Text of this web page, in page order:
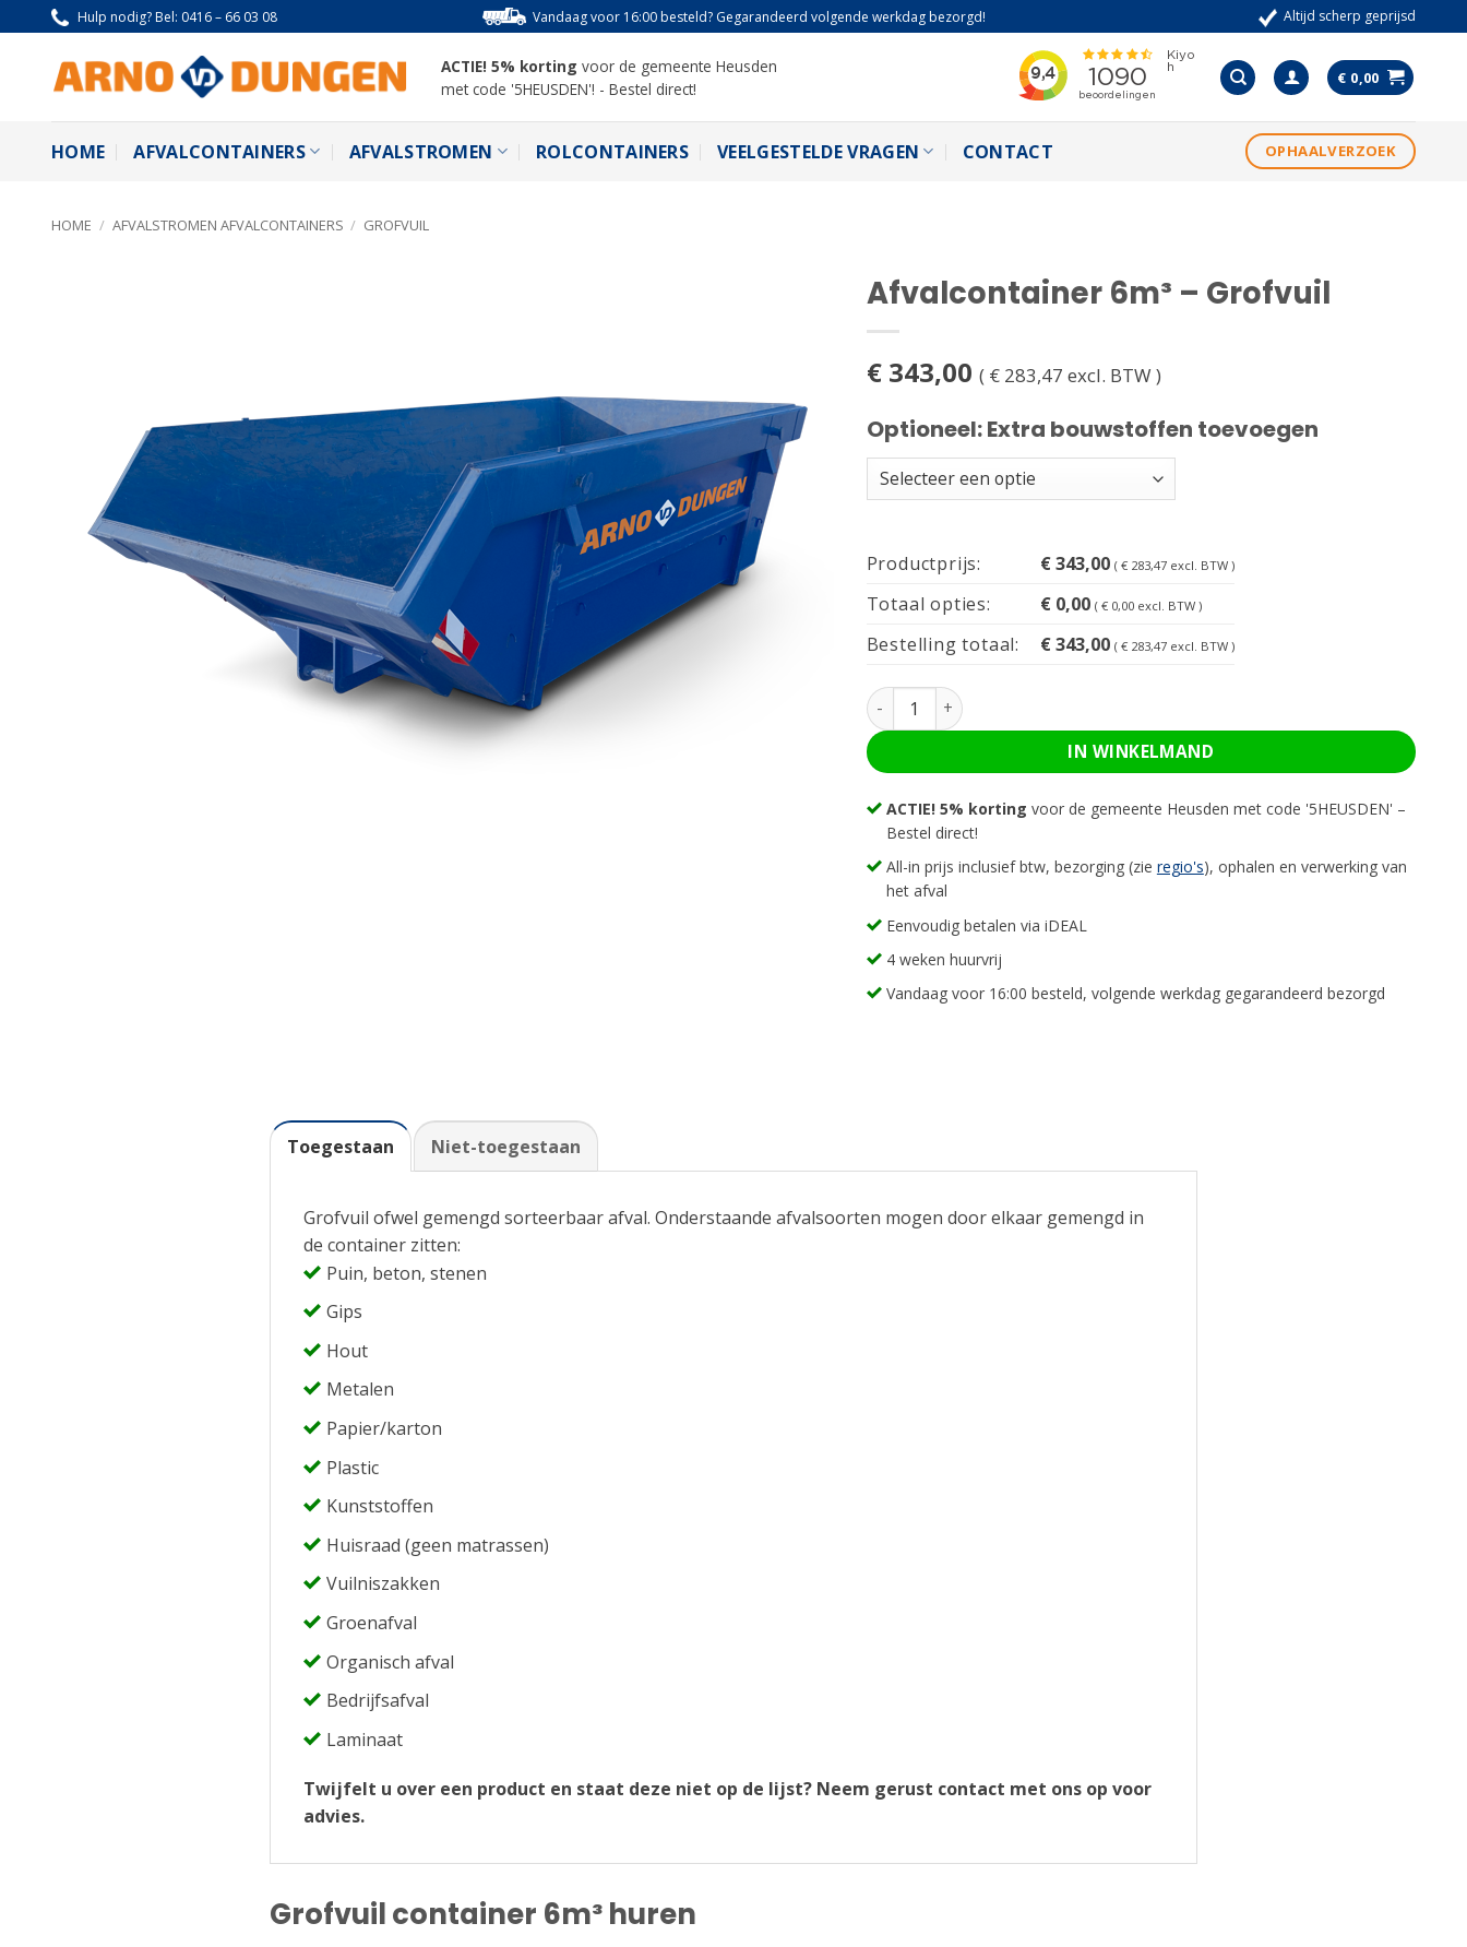
naar
Hulp nodig? Bel: 0416 – 66 03 08 Vandaag voor 16:00 besteld? Gegarandeerd volgende werkdag bezorgd! Altijd scherp geprijsd
ACTIE! 5% korting voor de gemeente Heusden
met code '5HEUSDEN'! - Bestel direct!
€ 0,00
HOME AFVALCONTAINERS AFVALSTROMEN ROLCONTAINERS VEELGESTELDE VRAGEN CONTACT OPHAALVERZOEK
HOME / AFVALSTROMEN AFVALCONTAINERS / GROFVUIL
Afvalcontainer 6m³ – Grofvuil
€343,00 ( €283,47 excl. BTW )
Optioneel: Extra bouwstoffen toevoegen
Productprijs: €343,00 ( €283,47excl. BTW )
Totaal opties: €0,00 ( €0,00excl. BTW )
Bestelling totaal: €343,00 ( €283,47excl. BTW )
Afvalcontainer 6m³ - Grofvuil aantal
IN WINKELMAND
ACTIE! 5% korting voor de gemeente Heusden met code '5HEUSDEN' –
Bestel direct!
All-in prijs inclusief btw, bezorging (zie regio's), ophalen en verwerking van
het afval
Eenvoudig betalen via iDEAL
4 weken huurvrij
Vandaag voor 16:00 besteld, volgende werkdag gegarandeerd bezorgd
Toegestaan Niet-toegestaan
Grofvuil ofwel gemengd sorteerbaar afval. Onderstaande afvalsoorten mogen door elkaar gemengd in
de container zitten:
Puin, beton, stenen
Gips
Hout
Metalen
Papier/karton
Plastic
Kunststoffen
Huisraad (geen matrassen)
Vuilniszakken
Groenafval
Organisch afval
Bedrijfsafval
Laminaat
Twijfelt u over een product en staat deze niet op de lijst? Neem gerust contact met ons op voor
advies.
Grofvuil container 6m³ huren